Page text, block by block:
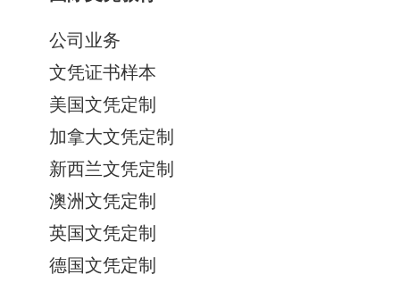
公司业务
文凭证书样本
美国文凭定制
加拿大文凭定制
新西兰文凭定制
澳洲文凭定制
英国文凭定制
德国文凭定制